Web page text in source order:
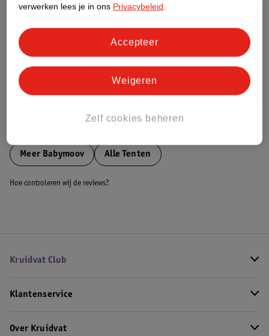
Dit product heeft (nog) geen Nature
Bestel & Bezorginformatie
Meer Babymoov Alle Tenten
Hoe controleren wij de reviews?
Kruidvat Club
Klantenservice
Over Kruidvat
verwerken lees je in ons Privacybeleid.
Zelf cookies beheren
Weigeren
Accepteer